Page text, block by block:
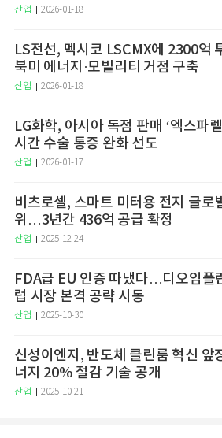
산업 2026-01-18
LS전선, 멕시코 LSCMX에 2300억
북미 에너지·모빌리티 거점 구축
산업 2026-01-18
LG화학, 아시아 독점 판매 ‘엑스파
시간 수술 통증 완화 선도
산업 2026-01-17
비츠로셀, 스마트 미터용 전지 글로
위…3년간 436억 공급 확정
산업 2025-12-24
FDA급 EU 인증 따냈다…디오임플
럽 시장 본격 공략 시동
산업 2025-10-30
신성이엔지, 반도체 클린룸 혁신 앞
너지 20% 절감 기술 공개
산업 2025-10-21